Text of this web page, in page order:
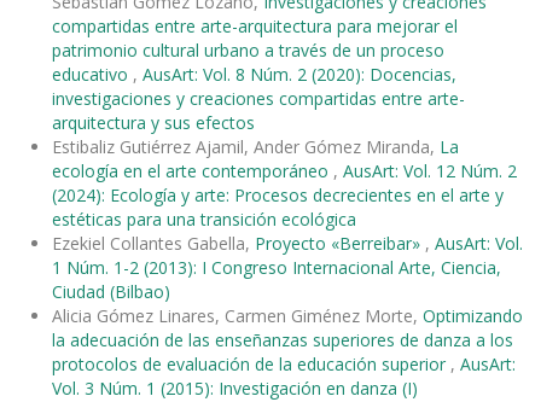
compartidas entre arte-arquitectura para mejorar el
patrimonio cultural urbano a través de un proceso
educativo , AusArt: Vol. 8 Núm. 2 (2020): Docencias,
investigaciones y creaciones compartidas entre arte-
arquitectura y sus efectos
Estibaliz Gutiérrez Ajamil, Ander Gómez Miranda, La
ecología en el arte contemporáneo , AusArt: Vol. 12 Núm. 2
(2024): Ecología y arte: Procesos decrecientes en el arte y
estéticas para una transición ecológica
Ezekiel Collantes Gabella, Proyecto «Berreibar» , AusArt: Vol.
1 Núm. 1-2 (2013): I Congreso Internacional Arte, Ciencia,
Ciudad (Bilbao)
Alicia Gómez Linares, Carmen Giménez Morte, Optimizando
la adecuación de las enseñanzas superiores de danza a los
protocolos de evaluación de la educación superior , AusArt:
Vol. 3 Núm. 1 (2015): Investigación en danza (I)